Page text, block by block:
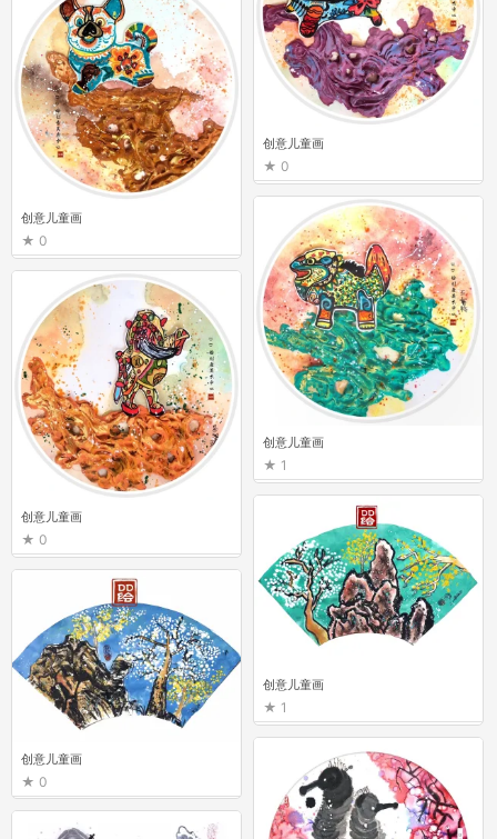
创意儿童画
0
创意儿童画
1
创意儿童画
0
创意儿童画
1
创意儿童画
0
创意儿童画
0